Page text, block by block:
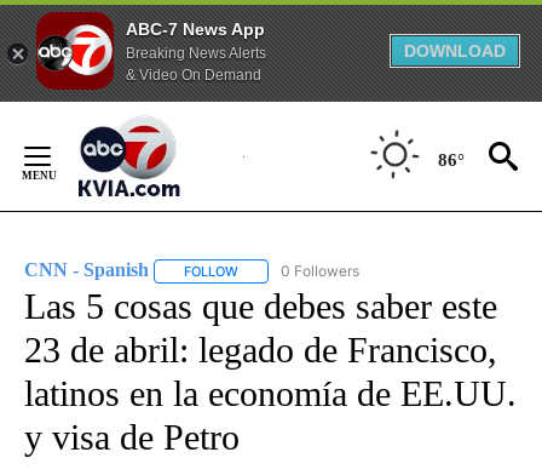
ABC-7 News App
Breaking News Alerts
& Video On Demand
DOWNLOAD
Content
86°
CNN - Spanish FOLLOW FOLLOW "CNN - SPANISH" TO RECEIVE
0 Followers
Las 5 cosas que debes saber este
23 de abril: legado de Francisco,
latinos en la economía de EE.UU.
y visa de Petro